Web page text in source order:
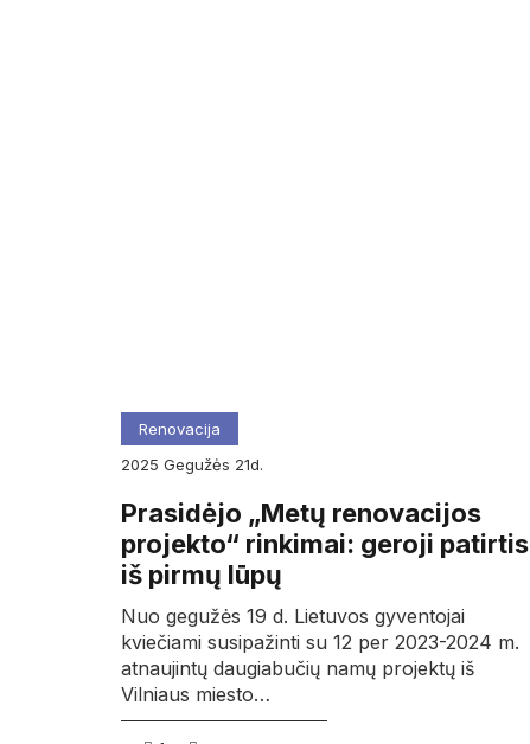
Renovacija
2025
gegužės 21d.
Prasidėjo „Metų renovacijos
projekto“ rinkimai: geroji patirtis
iš pirmų lūpų
Nuo gegužės 19 d. Lietuvos gyventojai
kviečiami susipažinti su 12 per 2023-2024 m.
atnaujintų daugiabučių namų projektų iš
Vilniaus miesto…